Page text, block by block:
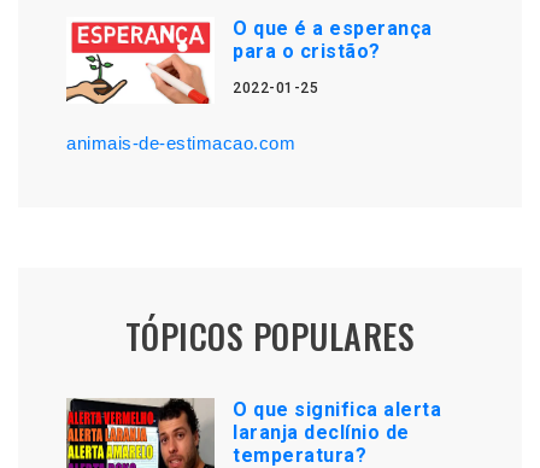
O que é a esperança
para o cristão?
2022-01-25
animais-de-estimacao.com
TÓPICOS POPULARES
O que significa alerta
laranja declínio de
temperatura?